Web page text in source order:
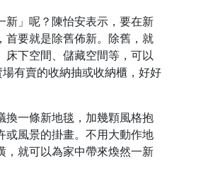
新」呢？陳怡安表示，要在新
首要就是除舊佈新。除舊，就
床下空間、儲藏空間等，可以
有賣的收納抽或收納櫃，好好
換一條新地毯，加幾顆風格抱
或風景的掛畫。不用大動作地
，就可以為家中帶來煥然一新